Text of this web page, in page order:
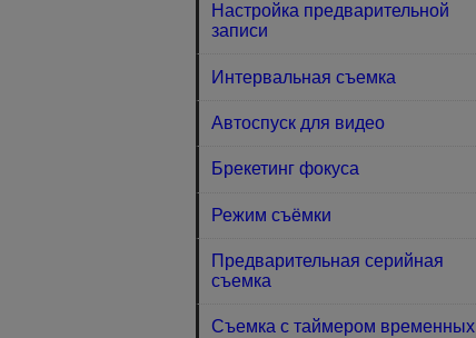
Настройка предварительной
записи
Интервальная съемка
Автоспуск для видео
Брекетинг фокуса
Режим съёмки
Предварительная серийная
съемка
Съемка с таймером временных